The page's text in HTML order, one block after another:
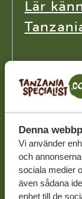
Denna
Vi använder
och
sociala medier
även sådana
enhet till de
Lär